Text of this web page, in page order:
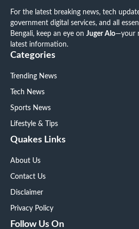
For the latest breaking news, tech
government digital services, and all
Bengali, keep an eye on Juger Alo—your
latest information.
Categories
Trending News
Tech News
Sports News
Lifestyle & Tips
Quakes Links
About Us
Contact Us
Disclaimer
Privacy Policy
Follow Us On